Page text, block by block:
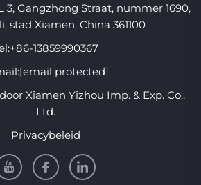
3, Gangzhong Straat, nummer 1690,
stad Xiamen, China 361100
+86-13859990367
[email protected]
Xiamen Yizhou Imp. & Exp. Co.,
Ltd.
Privacybeleid